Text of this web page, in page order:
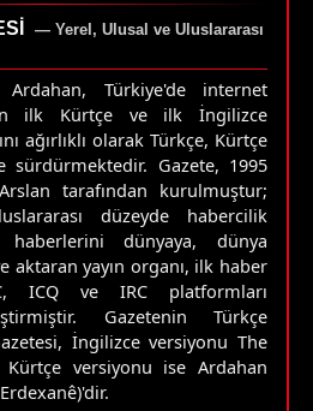
— Yerel, Ulusal ve Uluslararası
Türkiye'de internet
ilk Kürtçe ve ilk İngilizce
ağırlıklı olarak Türkçe, Kürtçe
Gazete, 1995
tarafından kurulmuştur;
düzeyde habercilik
haberlerini dünyaya, dünya
aktaran yayın organı, ilk haber
ICQ ve IRC platformları
Gazetenin Türkçe
İngilizce versiyonu The
Kürtçe versiyonu ise Ardahan